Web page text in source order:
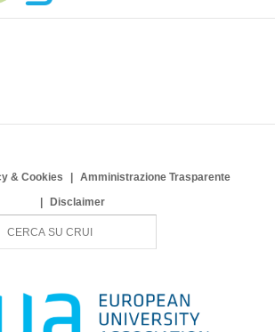
& Cookies
Amministrazione Trasparente
Disclaimer